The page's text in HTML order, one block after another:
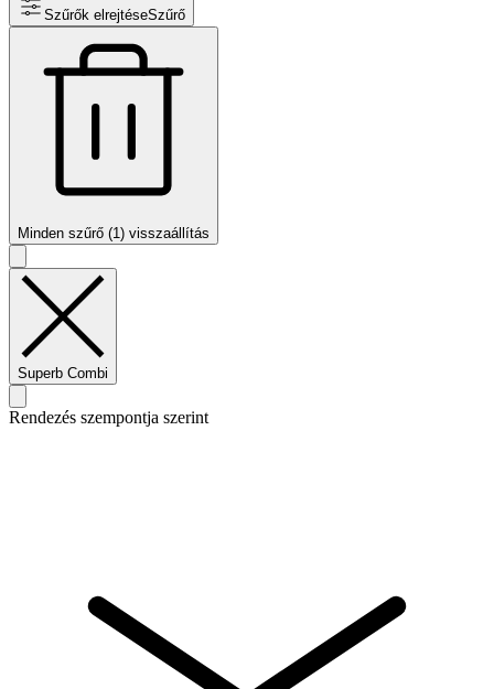
Szűrők elrejtéseSzűrő
Minden szűrő (1) visszaállítás
Superb Combi
Rendezés szempontja szerint